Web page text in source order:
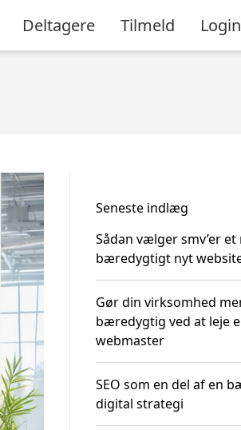
Deltagere Tilmeld Login
Seneste indlæg
Sådan vælger smv’er et
bæredygtigt nyt
Gør din virksomhed
bæredygtig ved at leje
webmaster
SEO som en del af en
digital strategi